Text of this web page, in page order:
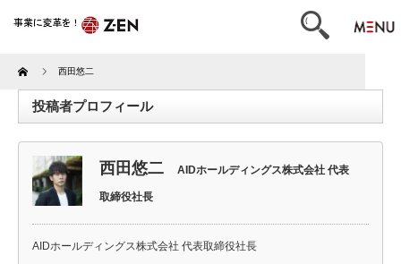
Home 西田悠二
投稿者プロフィール
西田悠二 AIDホールディングス株式会社 代表
取締役社長
AIDホールディングス株式会社 代表取締役社長